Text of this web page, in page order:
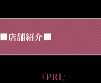
■店舗紹介■
『PR1』